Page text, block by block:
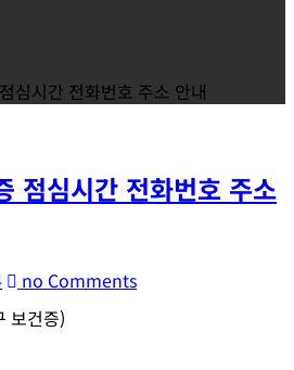
심시간 전화번호 주소 안내
점심시간 전화번호 주소
no Comments
보건증)